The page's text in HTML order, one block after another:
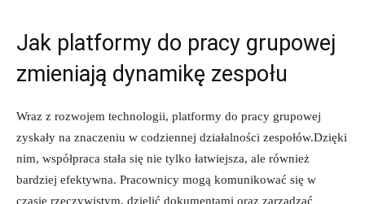
Jak platformy do pracy grupowej
zmieniają dynamikę ⁤zespołu
Wraz z rozwojem technologii, platformy do pracy grupowej
zyskały na ⁢znaczeniu w codziennej działalności zespołów.Dzięki
nim, współpraca stała się nie tylko łatwiejsza, ale również
bardziej efektywna. Pracownicy mogą komunikować się w
czasie rzeczywistym, dzielić dokumentami oraz zarządzać